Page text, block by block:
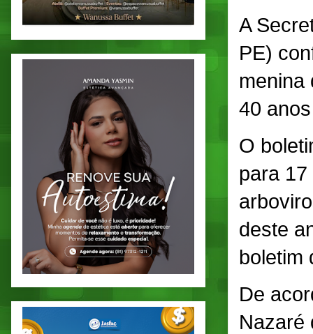
A
PE)
menina
40
O
para
deste
boletim
De
Nazaré